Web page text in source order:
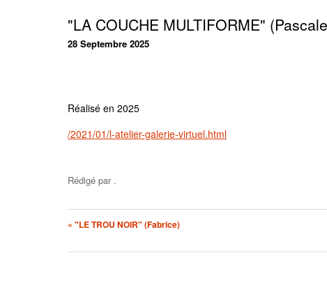
"LA COUCHE MULTIFORME"
28 Septembre 2025
Réalisé en 2025
/2021/01/l-atelier-galerie-virtuel.html
Rédigé par .
« "LE TROU NOIR" (Fabrice)